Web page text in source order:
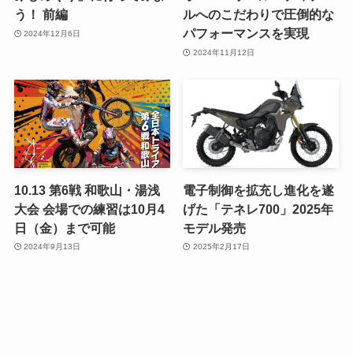
う！ 前編
2024年12月6日
ルへのこだわりで圧倒的な
パフォーマンスを実現
2024年11月12日
10.13 第6戦 和歌山・湯浅
大会 会場での練習は10月4
日（金）まで可能
2024年9月13日
電子制御を拡充し進化を遂
げた「テネレ700」2025年
モデル発売
2025年2月17日